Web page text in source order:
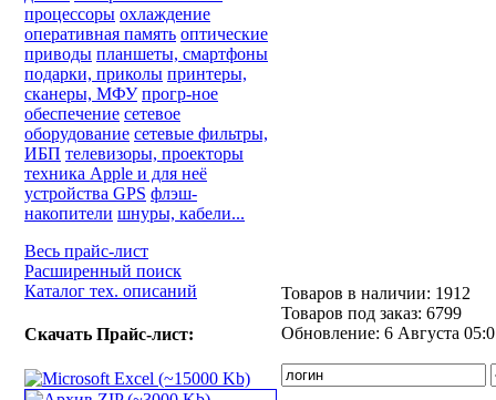
процессоры охлаждение
оперативная память оптические
приводы планшеты, смартфоны
подарки, приколы принтеры,
сканеры, МФУ прогр-ное
обеспечение сетевое
оборудование сетевые фильтры,
ИБП телевизоры, проекторы
техника Apple и для неё
устройства GPS флэш-
накопители шнуры, кабели...
Весь прайс-лист
Расширенный поиск
Каталог тех. описаний
Скачать Прайс-лист:
Товаров в наличии: 1912
Товаров под заказ: 6799
Обновление: 6 Августа